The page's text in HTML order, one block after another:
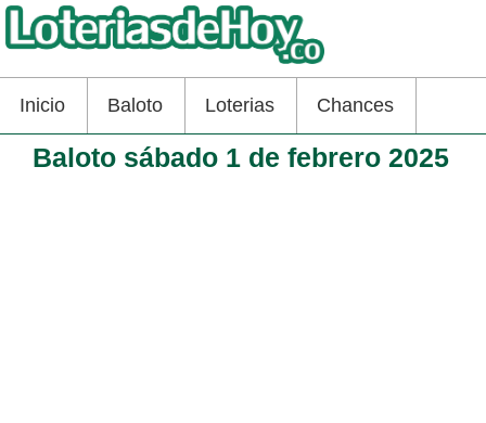
Inicio Baloto Loterias Chances
Baloto sábado 1 de febrero 2025